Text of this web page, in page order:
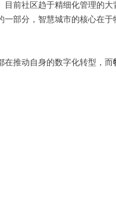
目前社区趋于精细化管理的
一部分，智慧城市的核心在
在推动自身的数字化转型，而